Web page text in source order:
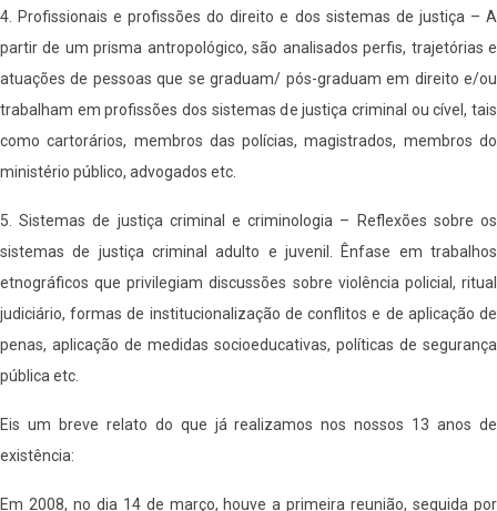
4. Profissionais e profissões do direito e dos sistemas de justiça – A
partir de um prisma antropológico, são analisados perfis, trajetórias e
atuações de pessoas que se graduam/ pós-graduam em direito e/ou
trabalham em profissões dos sistemas de justiça criminal ou cível, tais
como cartorários, membros das polícias, magistrados, membros do
ministério público, advogados etc.
5. Sistemas de justiça criminal e criminologia – Reflexões sobre os
sistemas de justiça criminal adulto e juvenil. Ênfase em trabalhos
etnográficos que privilegiam discussões sobre violência policial, ritual
judiciário, formas de institucionalização de conflitos e de aplicação de
penas, aplicação de medidas socioeducativas, políticas de segurança
pública etc.
Eis um breve relato do que já realizamos nos nossos 13 anos de
existência:
Em 2008, no dia 14 de março, houve a primeira reunião, seguida por